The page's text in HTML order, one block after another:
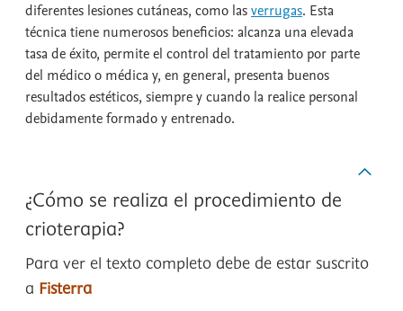
diferentes lesiones cutáneas, como lasverrugas. Esta
técnica tiene numerosos beneficios: alcanza una elevada
tasa de éxito, permite el control del tratamiento por parte
del médico o médica y, en general, presenta buenos
resultados estéticos, siempre y cuando la realice personal
debidamente formado y entrenado.
¿Cómo se realiza el procedimiento de
crioterapia?
Para ver el texto completo debe de estar suscrito
a Fisterra